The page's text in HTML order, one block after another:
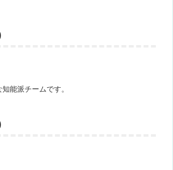
能派チームです。